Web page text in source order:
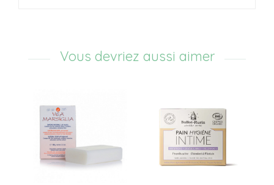
Vous devriez aussi aimer